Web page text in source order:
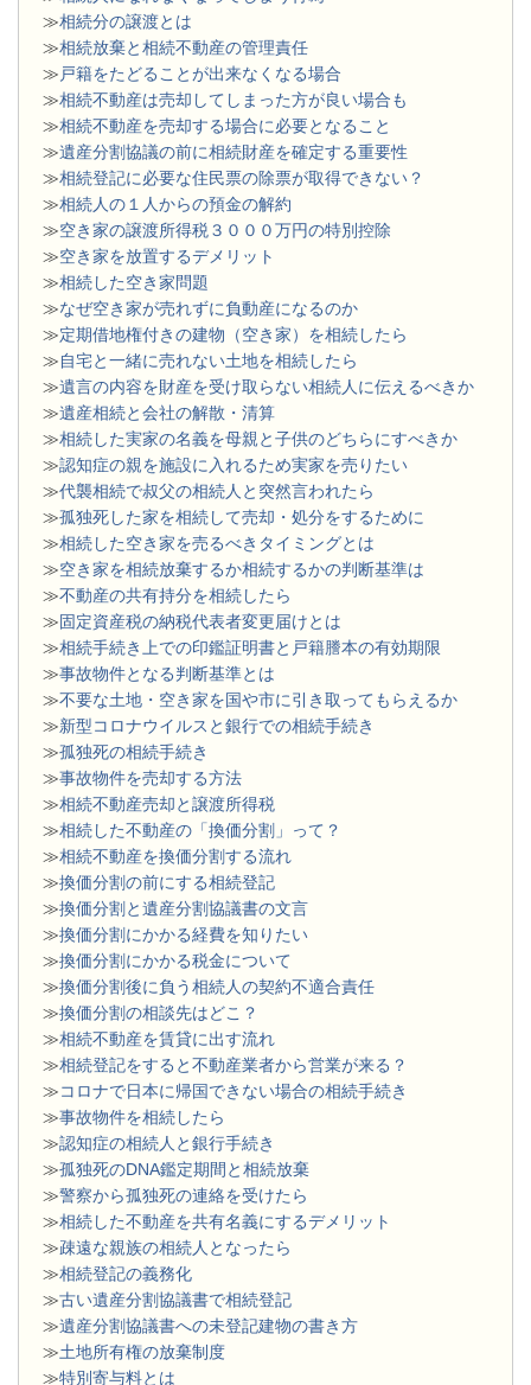
≫相続分の譲渡とは
​≫相続放棄と相続不動産の管理責任
≫戸籍をたどることが出来なくなる場合
≫相続不動産は売却してしまった方が良い場合も
≫相続不動産を売却する場合に必要となること
≫遺産分割協議の前に相続財産を確定する重要性
≫相続登記に必要な住民票の除票が取得できない？
≫相続人の１人からの預金の解約
≫空き家の譲渡所得税３０００万円の特別控除
≫空き家を放置するデメリット
≫相続した空き家問題
​≫なぜ空き家が売れずに負動産になるのか
≫定期借地権付きの建物（空き家）を相続したら
≫自宅と一緒に売れない土地を相続したら
≫遺言の内容を財産を受け取らない相続人に伝えるべきか
≫遺産相続と会社の解散・清算
≫相続した実家の名義を母親と子供のどちらにすべきか
≫認知症の親を施設に入れるため実家を売りたい
≫代襲相続で叔父の相続人と突然言われたら
≫孤独死した家を相続して売却・処分をするために
≫相続した空き家を売るべきタイミングとは
≫空き家を相続放棄するか相続するかの判断基準は
≫不動産の共有持分を相続したら
≫固定資産税の納税代表者変更届けとは
≫相続手続き上での印鑑証明書と戸籍謄本の有効期限
≫事故物件となる判断基準とは
≫不要な土地・空き家を国や市に引き取ってもらえるか
≫新型コロナウイルスと銀行での相続手続き
≫孤独死の相続手続き
≫事故物件を売却する方法
≫相続不動産売却と譲渡所得税
≫相続した不動産の「換価分割」って？
≫相続不動産を換価分割する流れ
≫換価分割の前にする相続登記
≫換価分割と遺産分割協議書の文言
≫換価分割にかかる経費を知りたい
≫換価分割にかかる税金について
≫換価分割後に負う相続人の契約不適合責任
≫換価分割の相談先はどこ？
≫相続不動産を賃貸に出す流れ
≫相続登記をすると不動産業者から営業が来る？
≫コロナで日本に帰国できない場合の相続手続き
≫事故物件を相続したら
≫認知症の相続人と銀行手続き
≫孤独死のDNA鑑定期間と相続放棄
≫警察から孤独死の連絡を受けたら
≫相続した不動産を共有名義にするデメリット
≫疎遠な親族の相続人となったら
≫相続登記の義務化
≫古い遺産分割協議書で相続登記
≫遺産分割協議書への未登記建物の書き方
≫土地所有権の放棄制度
≫特別寄与料とは